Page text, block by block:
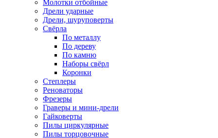
Молотки отбойные
Дрели ударные
Дрели, шуруповерты
Свёрла
По металлу
По дереву
По камню
Наборы свёрл
Коронки
Степлеры
Реноваторы
Фрезеры
Граверы и мини-дрели
Гайковерты
Пилы циркулярные
Пилы торцовочные